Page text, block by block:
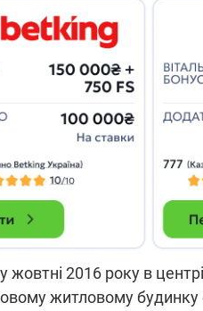
жовтні 2016 року в
житловому будинку